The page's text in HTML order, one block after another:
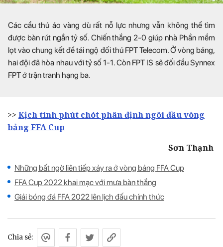
Các cầu thủ áo vàng dù rất nỗ lực nhưng vẫn không thể tìm
được bàn rút ngắn tỷ số. Chiến thắng 2-0 giúp nhà Phần mềm
lọt vào chung kết để tái ngộ đối thủ FPT Telecom. Ở vòng bảng,
hai đội đã hòa nhau với tỷ số 1-1. Còn FPT IS sẽ đối đầu Synnex
FPT ở trận tranh hạng ba.
>> Kịch tính phút chót phân định ngôi đầu vòng
bảng FFA Cup
Sơn Thạnh
Những bất ngờ liên tiếp xảy ra ở vòng bảng FFA Cup
FFA Cup 2022 khai mạc với mưa bàn thắng
Giải bóng đá FFA 2022 lên lịch đấu chính thức
Chia sẻ: